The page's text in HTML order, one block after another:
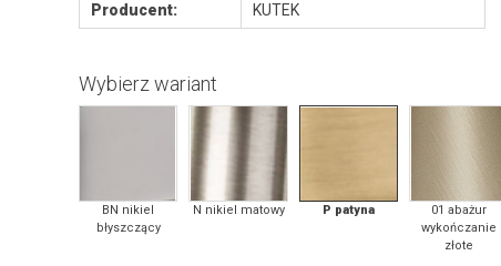
Producent:
KUTEK
Wybierz wariant
BN nikiel
błyszczący
N nikiel matowy P patyna
01 abażur
wykończanie
złote